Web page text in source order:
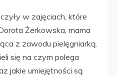
w zajęciach, które
Żerkowska, mama
z zawodu pielęgniarką.
się na czym polega
jakie umiejętności są